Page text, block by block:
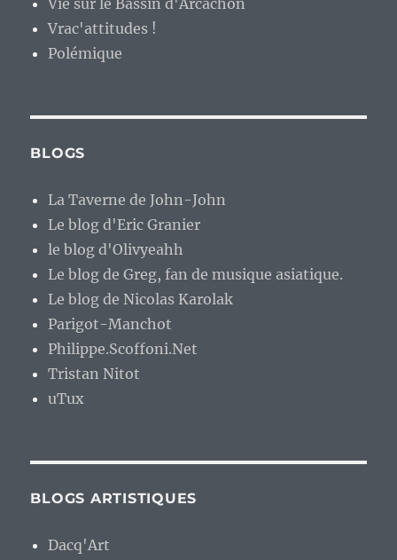
Vie sur le Bassin d'Arcachon
Vrac'attitudes !
Polémique
BLOGS
La Taverne de John-John
Le blog d'Eric Granier
le blog d'Olivyeahh
Le blog de Greg, fan de musique asiatique.
Le blog de Nicolas Karolak
Parigot-Manchot
Philippe.Scoffoni.Net
Tristan Nitot
uTux
BLOGS ARTISTIQUES
Dacq'Art